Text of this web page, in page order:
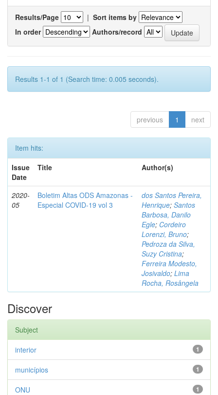
Results/Page | Sort items by
In order
Authors/record
Results 1-1 of 1 (Search time: 0.005 seconds).
previous 1 next
Item hits:
Issue
Date
Title Author(s)
2020-
05
Boletim Altas ODS Amazonas -
Especial COVID-19 vol 3
dos Santos Pereira,
Henrique; Santos
Barbosa, Danilo
Egle; Cordeiro
Lorenzi, Bruno;
Pedroza da Silva,
Suzy Cristina;
Ferreira Modesto,
Josivaldo; Lima
Rocha, Rosângela
Discover
Subject
1
interior
1
municípios
1
ONU